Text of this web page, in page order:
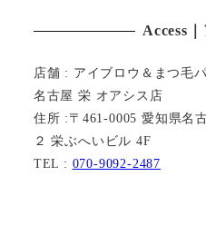
Access
店舗 : アイブロウ＆まつ毛
名古屋 栄 オアシス店
住所 :〒461-0005 愛知県名
２ 栄ぶへいビル 4F
TEL : 070-9092-2487